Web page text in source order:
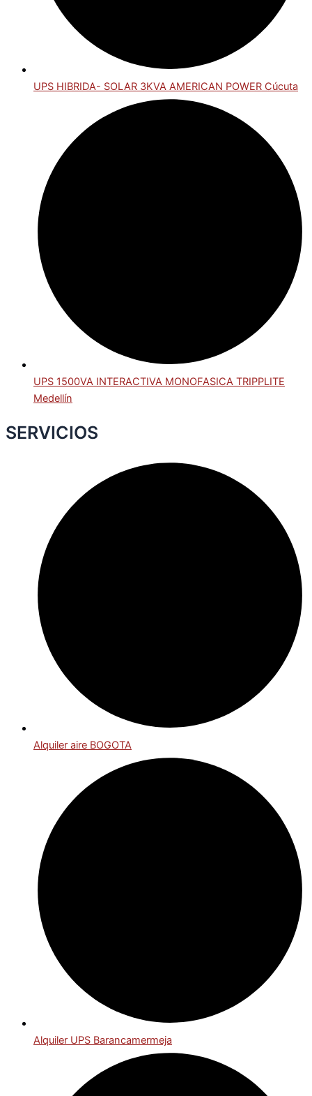
UPS HIBRIDA- SOLAR 3KVA AMERICAN POWER Cúcuta
UPS 1500VA INTERACTIVA MONOFASICA TRIPPLITE
Medellín
SERVICIOS
Alquiler aire BOGOTA
Alquiler UPS Barancamermeja